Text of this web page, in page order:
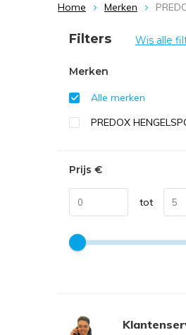
Home Merken
Sorteren op:
Filters Wis alle
Merken
Alle merken
PREDOX
Prijs €
tot